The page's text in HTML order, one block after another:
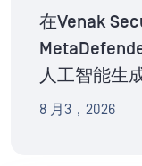
在Venak
人工智能生
8 月3，2026